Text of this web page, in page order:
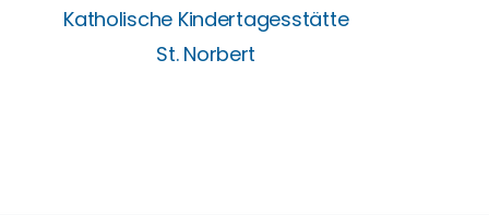
Katholische Kindertagesstätte
St. Norbert